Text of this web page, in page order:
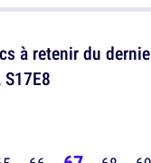
à retenir du